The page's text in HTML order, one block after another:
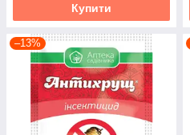
Купити
–13%